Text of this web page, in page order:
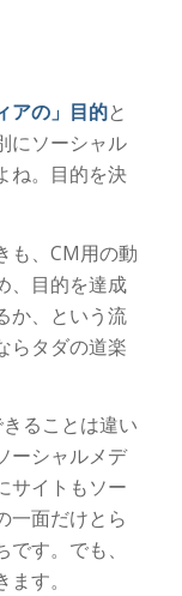
アの」目的と
にソーシャル
ね。目的を決
も、CM用の動
、目的を達成
か、という流
らタダの道楽
ることは違い
ーシャルメデ
サイトもソー
一面だけとら
す。でも、
す。